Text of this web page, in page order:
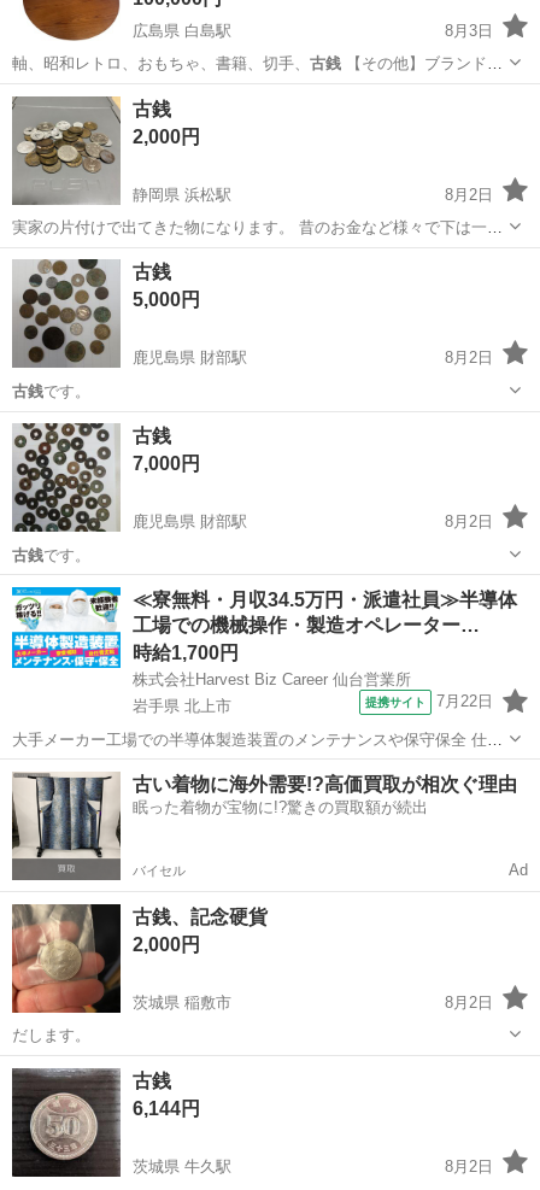
広島県 白島駅
8月3日
軸、昭和レトロ、おもちゃ、書籍、切手、 古銭【その他】ブランド家
具、電動自転車、…
広島 広島市 白島駅
古銭
2,000円
静岡県 浜松駅
8月2日
実家の片付けで出てきた物になります。 昔のお金など様々で下は一銭
から上は50円まであります。
静岡 浜松市 浜松駅
古銭
5,000円
鹿児島県 財部駅
8月2日
古銭です。
鹿児島 曽於市 財部駅
古銭
7,000円
鹿児島県 財部駅
8月2日
古銭です。
鹿児島 曽於市 財部駅 その他 古銭
≪寮無料・月収34.5万円・派遣社員≫半導体
工場での機械操作・製造オペレーター…
時給1,700円
株式会社Harvest Biz Career 仙台営業所
岩手県 北上市
提携サイト 7月22日
大手メーカー工場での半導体製造装置のメンテナンスや保守保全 仕事
内容 ＼フラッシュメモリの製造を行う工場で半導体製造装置の保守・
点検のお仕事／ 新工場新設に伴い、請負現場の立ち上げを行います！
※立ち上げ時期目安：2...
岩手 北上市 その他
古い着物に海外需要!?高価買取が相次ぐ理由
眠った着物が宝物に!?驚きの買取額が続出
バイセル Ad
古銭、記念硬貨
2,000円
茨城県 稲敷市
8月2日
だします。
茨城 稲敷市 その他
古銭
6,144円
茨城県 牛久駅 8月2日